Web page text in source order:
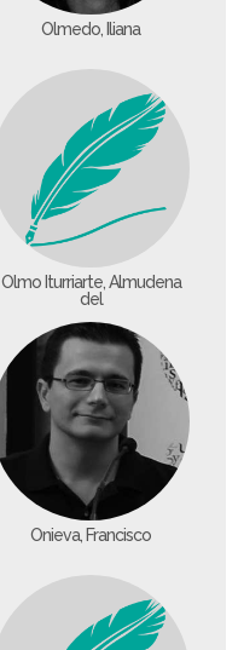
Olmedo, Iliana
Olmo Iturriarte, Almudena
del
Onieva, Francisco